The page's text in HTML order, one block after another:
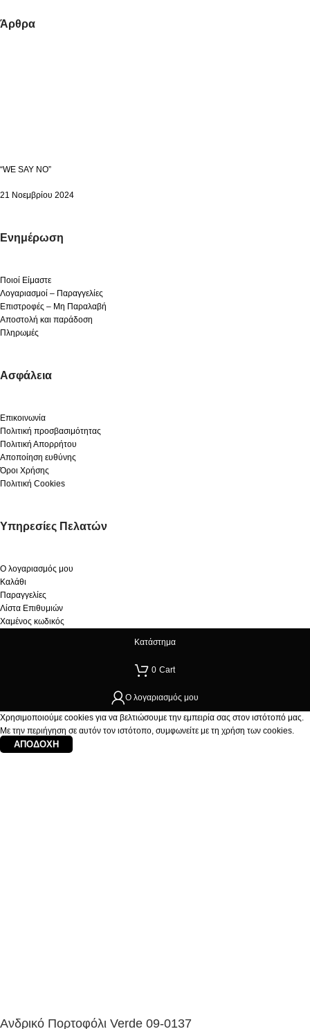
Άρθρα
“WE SAY NO”
21 Νοεμβρίου 2024
Ενημέρωση
Ποιοί Είμαστε
Λογαριασμοί – Παραγγελίες
Επιστροφές – Μη Παραλαβή
Αποστολή και παράδοση
Πληρωμές
Ασφάλεια
Επικοινωνία
Πολιτική προσβασιμότητας
Πολιτική Απορρήτου
Αποποίηση ευθύνης
Όροι Χρήσης
Πολιτική Cookies
Υπηρεσίες Πελατών
Ο λογαριασμός μου
Καλάθι
Παραγγελίες
Λίστα Επιθυμιών
Χαμένος κωδικός
Κατάστημα
0 Cart
Ο λογαριασμός μου
Χρησιμοποιούμε cookies για να βελτιώσουμε την εμπειρία σας στον ιστότοπό μας.
Με την περιήγηση σε αυτόν τον ιστότοπο, συμφωνείτε με τη χρήση των cookies.
ΑΠΟΔΟΧΉ
Ανδρικό Πορτοφόλι Verde 09-0137